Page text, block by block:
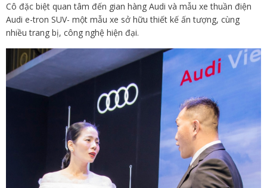
Cô đặc biệt quan tâm đến gian hàng Audi và mẫu xe thuần điện
Audi e-tron SUV- một mẫu xe sở hữu thiết kế ấn tượng, cùng
nhiều trang bị, công nghệ hiện đại.